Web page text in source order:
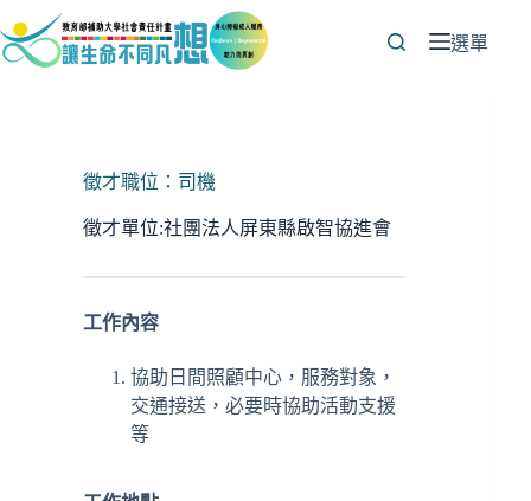
至
選單
徵才職位：司機
徵才單位:社團法人屏東縣啟智協進會
工作內容
協助日間照顧中心，服務對象，
交通接送，必要時協助活動支援
等